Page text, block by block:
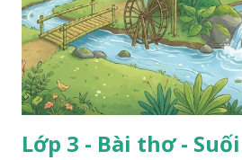
Lớp 3 - Bài thơ -